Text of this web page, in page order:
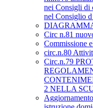
nei Consigli di
nel Consiglio
Circ n.81
Commissione
circ.n.80
Circ.n.79
2 NELLA